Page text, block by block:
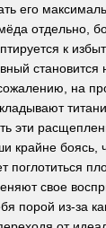
его
отдельно,
к
становится
на
эти
крайне боясь,
поглотиться
свое
порой из-за